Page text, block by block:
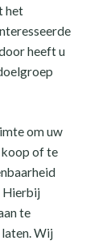
het
heeft u
om uw
koop of te
Hierbij
te
Wij